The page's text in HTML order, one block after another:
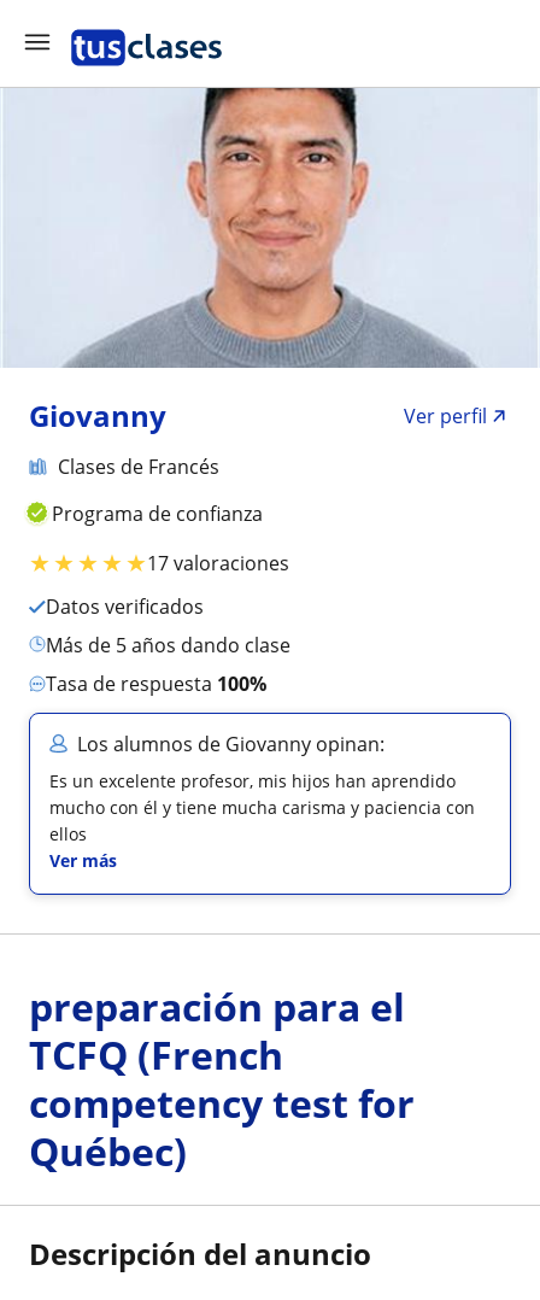
Giovanny
Ver perfil
Clases de Francés
Programa de confianza
★★★★★17 valoraciones
Datos verificados
más de 5 años dando clase
Tasa de respuesta 100%
Los alumnos de Giovanny opinan:
Es un excelente profesor, mis hijos han aprendido
mucho con él y tiene mucha carisma y paciencia con
ellos
Ver más
preparación para el
TCFQ (French
competency test for
Québec)
Descripción del anuncio